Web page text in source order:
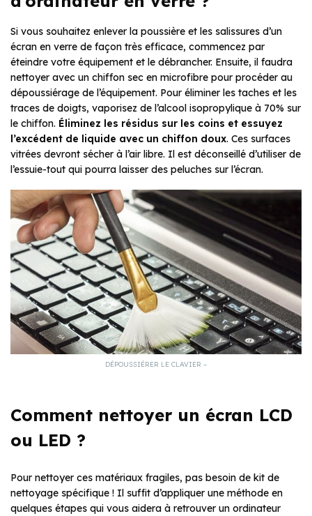
Si vous souhaitez enlever la poussière et les salissures d’un
écran en verre de façon très efficace, commencez par
éteindre votre équipement et le débrancher. Ensuite, il faudra
nettoyer avec un chiffon sec en microfibre pour procéder au
dépoussiérage de l’équipement. Pour éliminer les taches et les
traces de doigts, vaporisez de l’alcool isopropylique à 70% sur
le chiffon. Éliminez les résidus sur les coins et essuyez
l’excédent de liquide avec un chiffon doux. Ces surfaces
vitrées devront sécher à l’air libre. Il est déconseillé d’utiliser de
l’essuie-tout qui pourra laisser des peluches sur l’écran.
DÉPOUSSIÉRER LE CLAVIER –
Comment nettoyer un écran LCD
ou LED ?
Pour nettoyer ces matériaux fragiles, pas besoin de kit de
nettoyage spécifique ! Il suffit d’appliquer une méthode en
quelques étapes qui vous aidera à retrouver un ordinateur